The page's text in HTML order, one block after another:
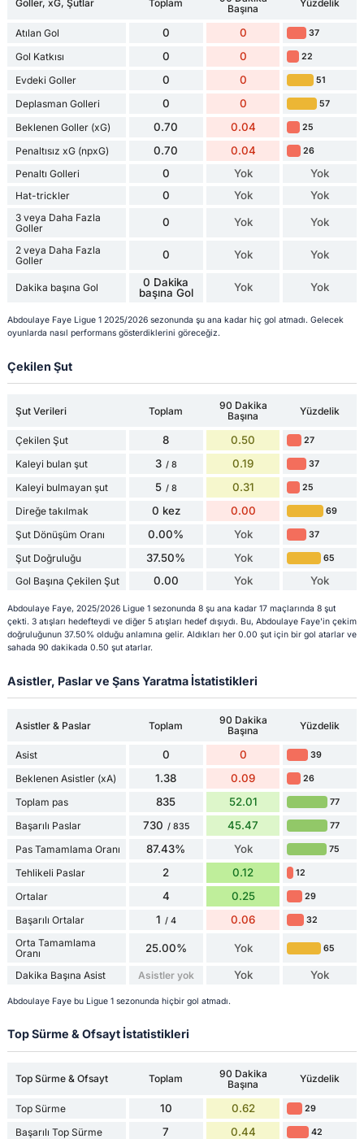
Goller, xG, Şutlar Toplam
Başına
Yüzdelik
Atılan Gol 0 0 37
Gol Katkısı 0 0 22
Evdeki Goller 0 0 51
Deplasman Golleri 0 0 57
Beklenen Goller (xG) 0.70 0.04 25
Penaltısız xG (npxG) 0.70 0.04 26
Penaltı Golleri 0 Yok Yok
Hat-trickler 0 Yok Yok
3 veya Daha Fazla
Goller
0 Yok Yok
2 veya Daha Fazla
Goller
0 Yok Yok
Dakika başına Gol
0 Dakika
başına Gol
Yok Yok
Abdoulaye Faye Ligue 1 2025/2026 sezonunda şu ana kadar hiç gol atmadı. Gelecek
oyunlarda nasıl performans gösterdiklerini göreceğiz.
Çekilen Şut
Şut Verileri Toplam
90 Dakika
Başına
Yüzdelik
Çekilen Şut 8 0.50 27
Kaleyi bulan şut 3 / 8 0.19 37
Kaleyi bulmayan şut 5 / 8 0.31 25
Direğe takılmak 0 kez 0.00 69
Şut Dönüşüm Oranı 0.00% Yok 37
Şut Doğruluğu 37.50% Yok 65
Gol Başına Çekilen Şut 0.00 Yok Yok
Abdoulaye Faye, 2025/2026 Ligue 1 sezonunda 8 şu ana kadar 17 maçlarında 8 şut
çekti. 3 atışları hedefteydi ve diğer 5 atışları hedef dışıydı. Bu, Abdoulaye Faye'in çekim
doğruluğunun 37.50% olduğu anlamına gelir. Aldıkları her 0.00 şut için bir gol atarlar ve
sahada 90 dakikada 0.50 şut atarlar.
Asistler, Paslar ve Şans Yaratma İstatistikleri
Asistler & Paslar Toplam
90 Dakika
Başına
Yüzdelik
Asist 0 0 39
Beklenen Asistler (xA) 1.38 0.09 26
Toplam pas 835 52.01 77
Başarılı Paslar 730 / 835 45.47 77
Pas Tamamlama Oranı 87.43% Yok 75
Tehlikeli Paslar 2 0.12 12
Ortalar 4 0.25 29
Başarılı Ortalar 1 / 4 0.06 32
Orta Tamamlama
Oranı
25.00% Yok 65
Dakika Başına Asist Asistler yok Yok Yok
Abdoulaye Faye bu Ligue 1 sezonunda hiçbir gol atmadı.
Top Sürme & Ofsayt İstatistikleri
Top Sürme & Ofsayt Toplam
90 Dakika
Başına
Yüzdelik
Top Sürme 10 0.62 29
Başarılı Top Sürme 7 0.44 42